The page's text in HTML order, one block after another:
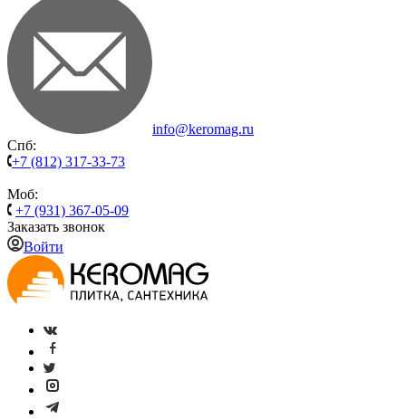
info@keromag.ru
Спб:
+7 (812) 317-33-73
Моб:
+7 (931) 367-05-09
Заказать звонок
Войти